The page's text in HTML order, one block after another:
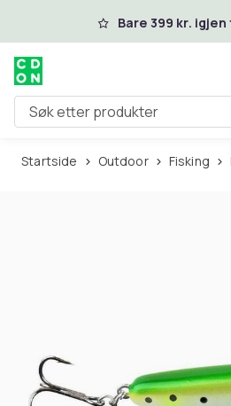
Hopp til hovedinnhold
Bare 399 kr.
Søk etter produkter
Startside Outdoor Fisking